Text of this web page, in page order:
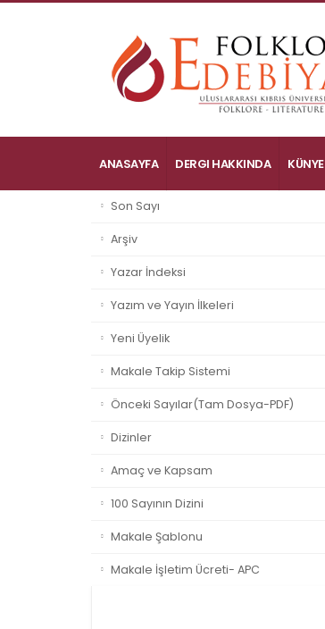
ANASAYFA DERGI HAKKINDA KÜNYE
Son Sayı
Arşiv
Yazar İndeksi
Yazım ve Yayın İlkeleri
Yeni Üyelik
Makale Takip Sistemi
Önceki Sayılar(Tam Dosya-PDF)
Dizinler
Amaç ve Kapsam
100 Sayının Dizini
Makale Şablonu
Makale İşletim Ücreti- APC